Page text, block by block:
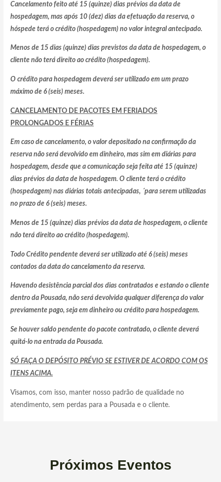
Cancelamento feito até 15 (quinze) dias prévios da data de
hospedagem, mas após 10 (dez) dias da efetuação da reserva, o
hóspede terá o crédito (hospedagem) no valor integral antecipado.
Menos de 15 dias (quinze) dias previstos da data de hospedagem, o
cliente não terá direito ao crédito (hospedagem).
O crédito para hospedagem deverá ser utilizado em um prazo
máximo de 6 (seis) meses.
CANCELAMENTO DE PACOTES EM FERIADOS
PROLONGADOS E FÉRIAS
Em caso de cancelamento, o valor depositado na confirmação da
reserva não será devolvido em dinheiro, mas sim em diárias para
hospedagem, desde que a comunicação seja feita até 15 (quinze)
dias prévios da data de hospedagem. O cliente terá o crédito
(hospedagem) nas diárias totais antecipadas, ´para serem utilizadas
no prazo de 6 (seis) meses.
Menos de 15 (quinze) dias prévios da data de hospedagem, o cliente
não terá direito ao crédito (hospedagem).
Todo Crédito pendente deverá ser utilizado até 6 (seis) meses
contados da data do cancelamento da reserva.
Havendo desistência parcial dos dias contratados e estando o cliente
dentro da Pousada, não será devolvida qualquer diferença do valor
previamente pago, seja em dinheiro ou crédito para hospedagem.
Se houver saldo pendente do pacote contratado, o cliente deverá
quitá-lo na entrada da Pousada.
SÓ FAÇA O DEPÓSITO PRÉVIO SE ESTIVER DE ACORDO COM OS
ITENS ACIMA.
Visamos, com isso, manter nosso padrão de qualidade no
atendimento, sem perdas para a Pousada e o cliente.
Próximos Eventos